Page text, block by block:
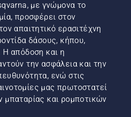
με γνώμονα το
προσφέρει στον
απαιτητικό ερασιτέχνη
δάσους, κήπου,
απόδοση και η
την ασφάλεια και την
ενώ στις
μας πρωτοστατεί
μπαταρίας και ρομποτικών